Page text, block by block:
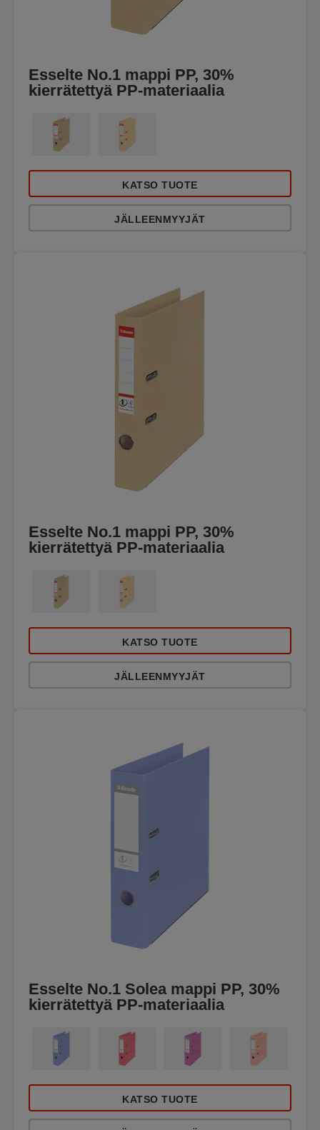
Esselte No.1 mappi PP, 30%
kierrätettyä PP-materiaalia
KATSO TUOTE
JÄLLEENMYYJÄT
Esselte No.1 mappi PP, 30%
kierrätettyä PP-materiaalia
KATSO TUOTE
JÄLLEENMYYJÄT
Esselte No.1 Solea mappi PP, 30%
kierrätettyä PP-materiaalia
KATSO TUOTE